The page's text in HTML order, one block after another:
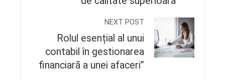
NEXT POST
Rolul esențial al unui
contabil în gestionarea
financiară a unei afaceri”